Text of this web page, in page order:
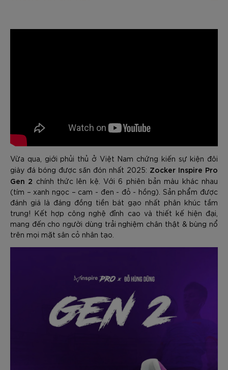
Vừa qua, giới phủi thủ ở Việt Nam chứng kiến sự kiện đôi
giày đá bóng được săn đón nhất 2025: Zocker Inspire Pro
Gen 2 chính thức lên kệ. Với 6 phiên bản màu khác nhau
(tím – xanh ngọc – cam - đen - đỏ - hồng). Sản phẩm được
đánh giá là đáng đồng tiền bát gạo nhất phân khúc tầm
trung! Kết hợp công nghệ đỉnh cao và thiết kế hiện đại,
mang đến cho người dùng trải nghiệm chân thật & bùng nổ
trên mọi mặt sân cỏ nhân tạo.